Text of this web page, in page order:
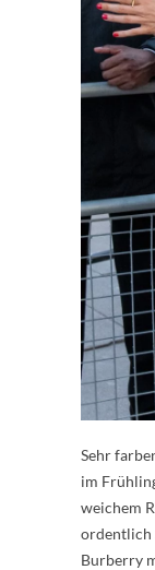
Sehr
im
weichem
ordentlich
Burberry